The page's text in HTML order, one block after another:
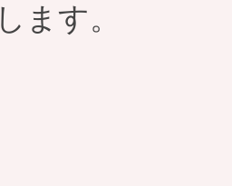
します。